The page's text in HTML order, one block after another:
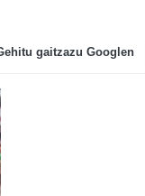
gaitzazu Googlen